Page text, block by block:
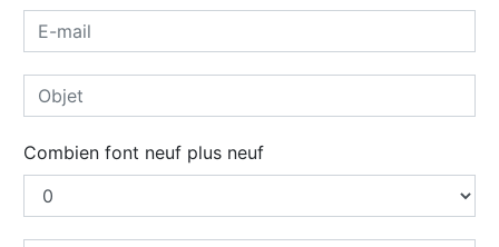
Combien font neuf plus neuf